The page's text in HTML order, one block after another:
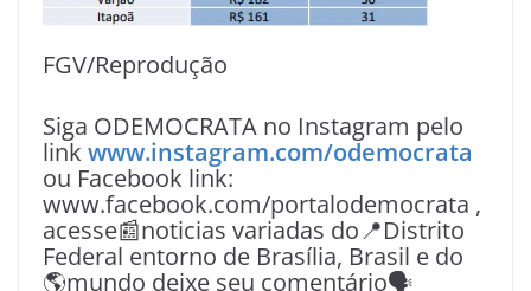
FGV/Reprodução
Siga ODEMOCRATA no Instagram pelo
link www.instagram.com/odemocrata
ou Facebook link:
www.facebook.com/portalodemocrata ,
acesse📰noticias variadas do📍Distrito
Federal entorno de Brasília, Brasil e do
🌎mundo deixe seu comentário🗣